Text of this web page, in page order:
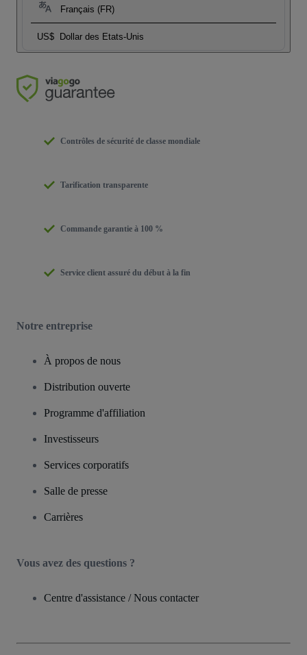
Français (FR)
US$ Dollar des Etats-Unis
Contrôles de sécurité de classe mondiale
Tarification transparente
Commande garantie à 100 %
Service client assuré du début à la fin
Notre entreprise
À propos de nous
Distribution ouverte
Programme d'affiliation
Investisseurs
Services corporatifs
Salle de presse
Carrières
Vous avez des questions ?
Centre d'assistance / Nous contacter